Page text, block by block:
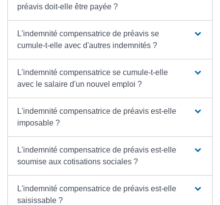
préavis doit-elle être payée ?
L'indemnité compensatrice de préavis se
cumule-t-elle avec d'autres indemnités ?
L'indemnité compensatrice se cumule-t-elle
avec le salaire d'un nouvel emploi ?
L'indemnité compensatrice de préavis est-elle
imposable ?
L'indemnité compensatrice de préavis est-elle
soumise aux cotisations sociales ?
L'indemnité compensatrice de préavis est-elle
saisissable ?